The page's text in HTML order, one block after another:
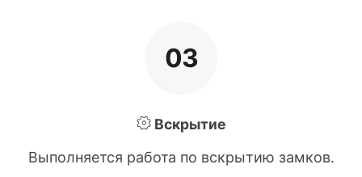
03
Вскрытие
Выполняется работа по вскрытию замков.